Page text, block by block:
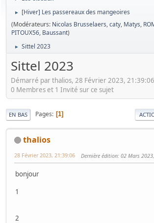
►
[Hiver] Les passereaux des mangeoires
(Modérateurs: Nicolas Brusselaers,caty, Matys,
PITOUX56, Baussant)
► Sittel 2023
Sittel 2023
Démarré par thalios, 28 Février 2023, 21:39:06
0 Membres et 1 Invité sur ce sujet
EN BAS Pages 1
thalios
28 Février 2023, 21:39:06 Dernière édition: 02 Mars
bonjour
1
2